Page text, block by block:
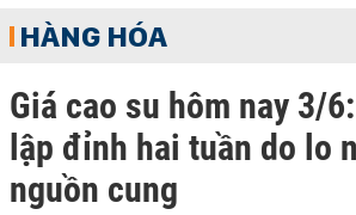
HÀNG HÓA
Giá cao su hôm nay 3/
lập đỉnh hai tuần do lo
nguồn cung